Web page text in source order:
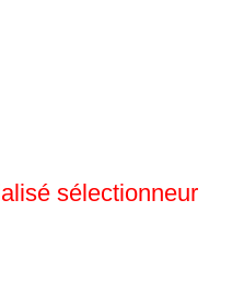
sélectionneur